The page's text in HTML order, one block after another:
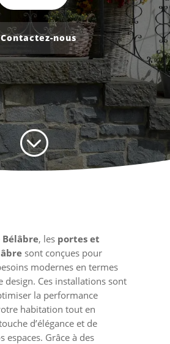
Contactez-nous
;
Bélâbre, les portes et
sont conçues pour
modernes en termes
design. Ces installations sont
la performance
habitation tout en
d’élégance et de
espaces. Grâce à des